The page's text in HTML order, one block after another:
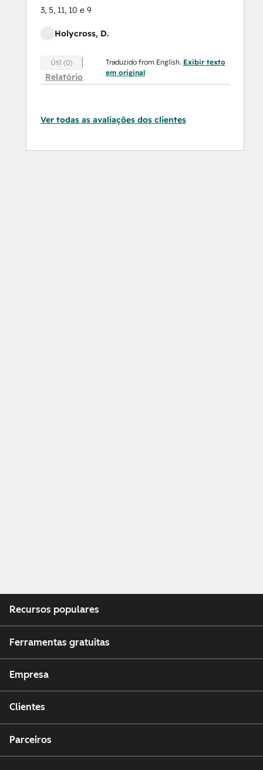
3, 5, 11, 10 e 9
Holycross, D.
Útil (0)
Relatório
Traduzido from English. Exibir texto
em original
Ver todas as avaliações dos clientes
Recursos populares
Ferramentas gratuitas
Empresa
Clientes
Parceiros